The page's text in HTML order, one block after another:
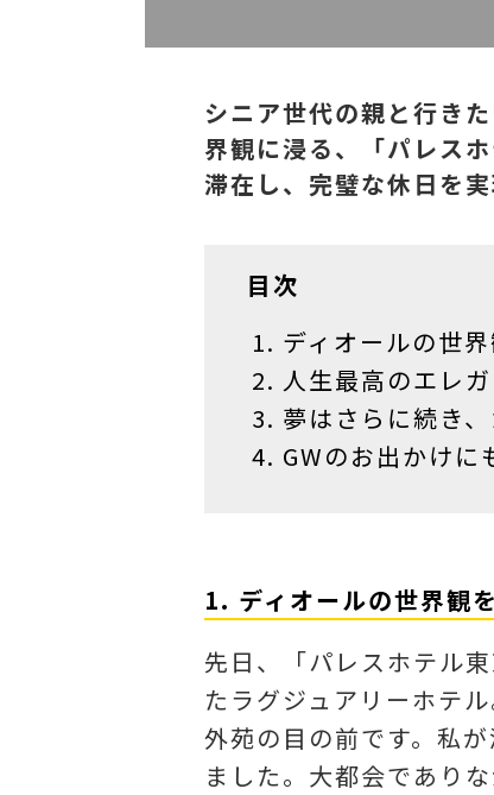
シニア世代の親と行き
界観に浸る、「パレス
滞在し、完璧な休日を実
目次
ディオールの世
人生最高のエレ
夢はさらに続き
GWのお出かけに
1. ディオールの世界観
先日、「パレスホテル
たラグジュアリーホテ
外苑の目の前です。私
ました。大都会であり